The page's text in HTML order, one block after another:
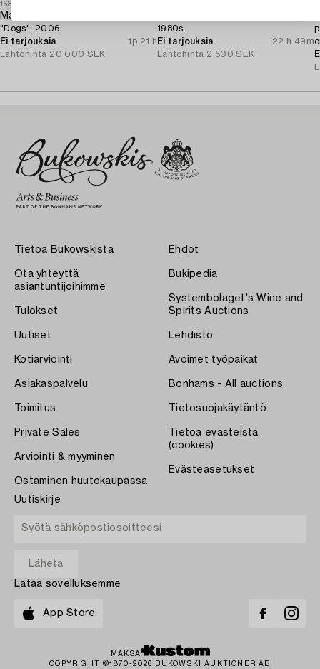
1688630
Ma Yue,
"Dogs", 2006.
Ei tarjouksia
1p 21 h
Lähtöhinta 20 000 SEK
1980s.
Ei tarjouksia
22 h 49m
Lähtöhinta 2 500 SEK
Tietoa Bukowskista
Ota yhteyttä
asiantuntijoihimme
Tulokset
Uutiset
Kotiarviointi
Asiakaspalvelu
Toimitus
Private Sales
Arviointi & myyminen
Ostaminen huutokaupassa
Ehdot
Bukipedia
Systembolaget's Wine and
Spirits Auctions
Lehdistö
Avoimet työpaikat
Bonhams - All auctions
Tietosuojakäytäntö
Tietoa evästeistä
(cookies)
Evästeasetukset
Uutiskirje
Lataa sovelluksemme
App Store
MAKSA
COPYRIGHT ©1870-2026 BUKOWSKI AUKTIONER AB